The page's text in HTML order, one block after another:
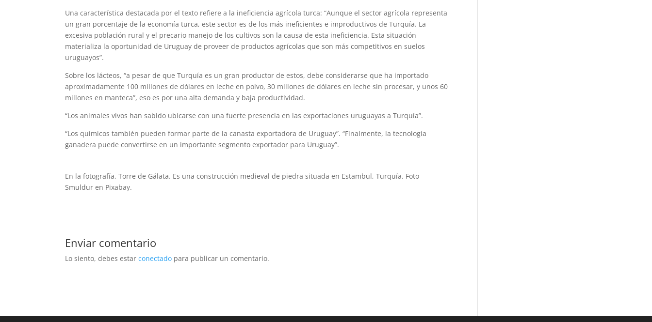
Una característica destacada por el texto refiere a la ineficiencia agrícola turca: “Aunque el sector agrícola representa
un gran porcentaje de la economía turca, este sector es de los más ineficientes e improductivos de Turquía. La
excesiva población rural y el precario manejo de los cultivos son la causa de esta ineficiencia. Esta situación
materializa la oportunidad de Uruguay de proveer de productos agrícolas que son más competitivos en suelos
uruguayos”.
Sobre los lácteos, “a pesar de que Turquía es un gran productor de estos, debe considerarse que ha importado
aproximadamente 100 millones de dólares en leche en polvo, 30 millones de dólares en leche sin procesar, y unos 60
millones en manteca”, eso es por una alta demanda y baja productividad.
“Los animales vivos han sabido ubicarse con una fuerte presencia en las exportaciones uruguayas a Turquía”.
“Los químicos también pueden formar parte de la canasta exportadora de Uruguay”. “Finalmente, la tecnología
ganadera puede convertirse en un importante segmento exportador para Uruguay”.
En la fotografía, Torre de Gálata. Es una construcción medieval de piedra situada en Estambul, Turquía. Foto
Smuldur en Pixabay.
Enviar comentario
Lo siento, debes estarconectado para publicar un comentario.